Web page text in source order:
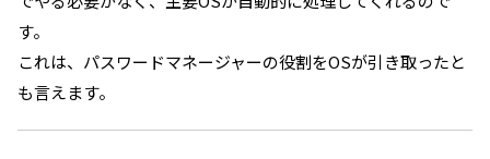
す。
これは、パスワードマネージャーの役割をOSが引き取ったと
も言えます。